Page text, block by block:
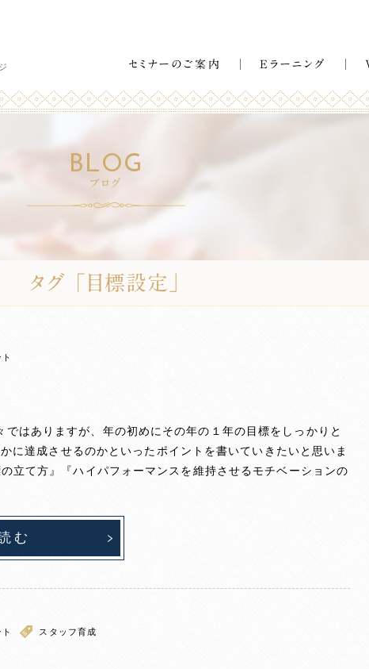
セミナーのご案内 Eラーニング
BLOG
ブログ
タグ 「目標設定」
ありますが、年の初めにその年の１年の目標をしっかりと
達成させるのかといったポイントを書いていきたいと思いま
て方』『ハイパフォーマンスを維持させるモチベーションの
む
スタッフ育成